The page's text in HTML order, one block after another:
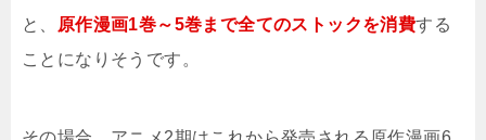
と、
原作漫画1巻～5巻まで全てのストックを消費する
ことになりそうです。